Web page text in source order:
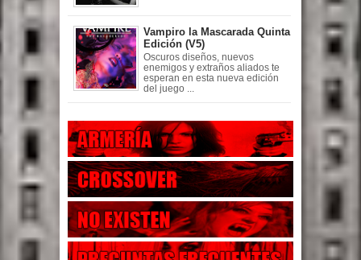
Vampiro la Mascarada Quinta
Edición (V5)
Oscuros diseños, nuevos
enemigos y extraños aliados te
esperan en esta nueva edición
del juego ...